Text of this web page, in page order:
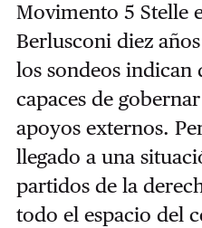
Movimento 5 Stelle
Berlusconi diez
los sondeos indican
capaces de
apoyos externos.
llegado a una
partidos de la
todo el espacio del